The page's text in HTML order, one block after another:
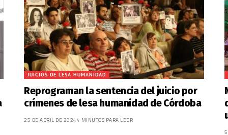
JUICIOS DE LESA HUMANIDAD
Reprograman la sentencia del juicio por
crímenes de lesa humanidad de Córdoba
25 DE ABRIL DE 20244 MINUTOS PARA LEER